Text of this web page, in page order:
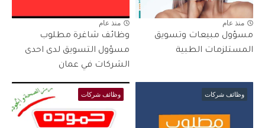
منذ عام
مسؤول مبيعات وتسويق
المستلزمات الطبية
منذ عام
وظائف شاغرة مطلوب
مسؤول التسويق لدى احدى
الشركات في عمان
وظائف شركات وظائف شركات